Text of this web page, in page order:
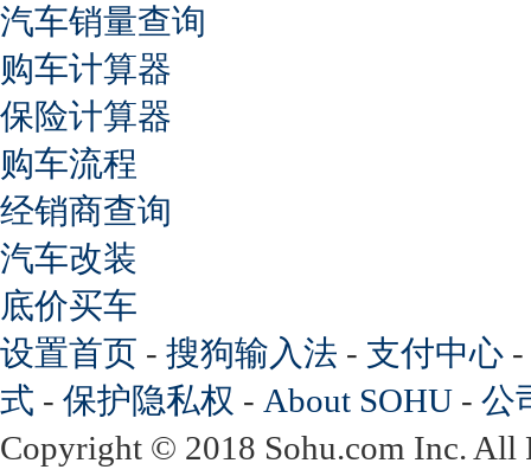
汽车销量查询
购车计算器
保险计算器
购车流程
经销商查询
汽车改装
底价买车
设置首页 - 搜狗输入法 - 支付中心 -
式 - 保护隐私权 - About SOHU - 公
Copyright © 2018 Sohu.com Inc.